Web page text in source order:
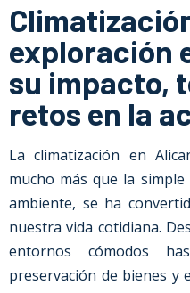
exploración
su impacto,
retos en la
La climatización en
mucho más que la
ambiente, se ha
nuestra vida cotidiana.
entornos cómodos
preservación de bienes y